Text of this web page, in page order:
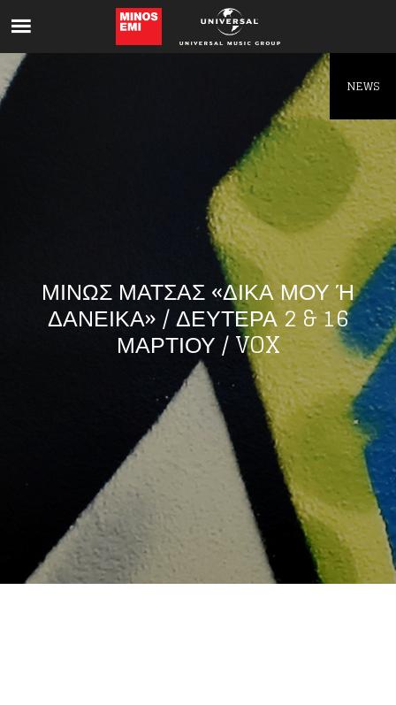
ΜΙΝΩΣ ΜΑΤΣΑΣ «ΔΙΚΑ ΜΟΥ Ή
ΔΑΝΕΙΚΑ» / ΔΕΥΤΕΡΑ 2 & 16
ΜΑΡΤΙΟΥ / VOX
NEWS
Like being first?
Get news from your favorite artists before
everyone else.